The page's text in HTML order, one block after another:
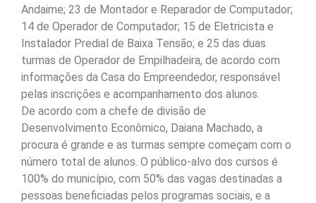
Andaime; 23 de Montador e Reparador de Computador;
14 de Operador de Computador; 15 de Eletricista e
Instalador Predial de Baixa Tensão; e 25 das duas
turmas de Operador de Empilhadeira, de acordo com
informações da Casa do Empreendedor, responsável
pelas inscrições e acompanhamento dos alunos.
De acordo com a chefe de divisão de
Desenvolvimento Econômico, Daiana Machado, a
procura é grande e as turmas sempre começam com o
número total de alunos. O público-alvo dos cursos é
100% do município, com 50% das vagas destinadas a
pessoas beneficiadas pelos programas sociais, e a